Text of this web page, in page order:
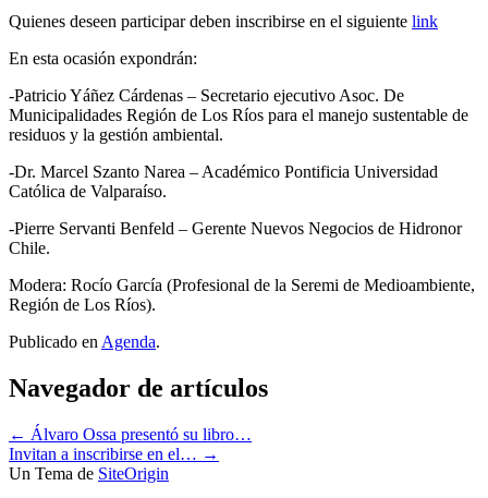
Quienes deseen participar deben inscribirse en el siguiente link
En esta ocasión expondrán:
-Patricio Yáñez Cárdenas – Secretario ejecutivo Asoc. De
Municipalidades Región de Los Ríos para el manejo sustentable de
residuos y la gestión ambiental.
-Dr. Marcel Szanto Narea – Académico Pontificia Universidad
Católica de Valparaíso.
-Pierre Servanti Benfeld – Gerente Nuevos Negocios de Hidronor
Chile.
Modera: Rocío García (Profesional de la Seremi de Medioambiente,
Región de Los Ríos).
Publicado en Agenda.
Navegador de artículos
← Álvaro Ossa presentó su libro…
Invitan a inscribirse en el… →
Un Tema de SiteOrigin